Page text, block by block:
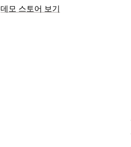
데모 스토어 보기